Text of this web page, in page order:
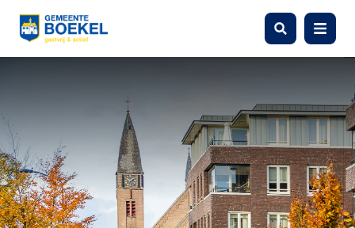
Zoeken Menu